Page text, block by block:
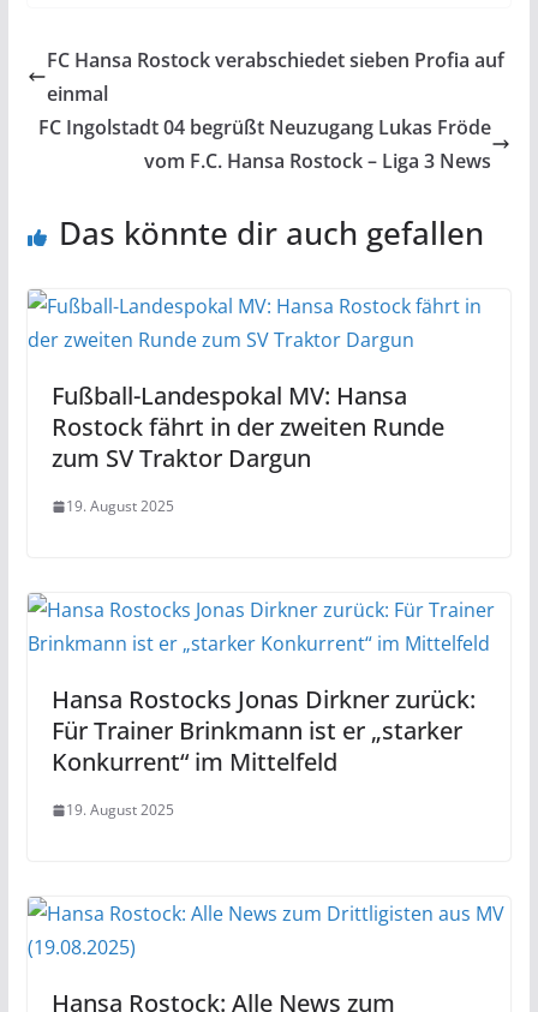
FC Hansa Rostock verabschiedet sieben Profia auf
einmal
FC Ingolstadt 04 begrüßt Neuzugang Lukas Fröde
vom F.C. Hansa Rostock – Liga 3 News
Das könnte dir auch gefallen
Fußball-Landespokal MV: Hansa
Rostock fährt in der zweiten Runde
zum SV Traktor Dargun
19. August 2025
Hansa Rostocks Jonas Dirkner zurück:
Für Trainer Brinkmann ist er „starker
Konkurrent“ im Mittelfeld
19. August 2025
Hansa Rostock: Alle News zum